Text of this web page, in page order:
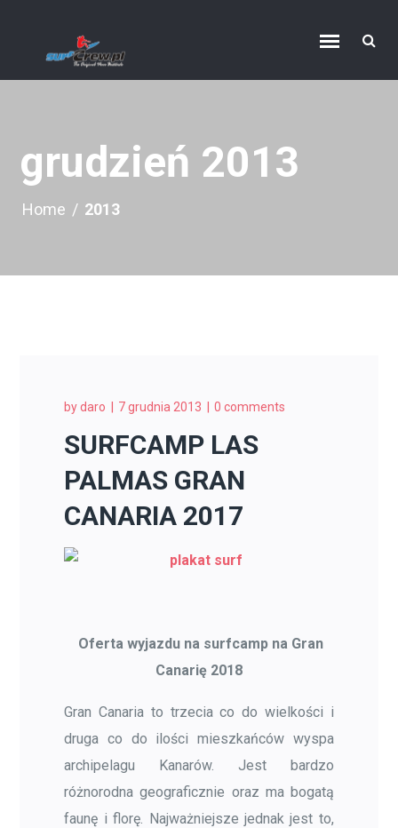
grudzień 2013
Home / 2013
bydaro 7 grudnia 2013 0 comments
SURFCAMP LAS
PALMAS GRAN
CANARIA 2017
Oferta wyjazdu na surfcamp na Gran
Canarię 2018
Gran Canaria to trzecia co do wielkości i
druga co do ilości mieszkańców wyspa
archipelagu Kanarów. Jest bardzo
różnorodna geograficznie oraz ma bogatą
faunę i florę. Najważniejsze jednak jest to,